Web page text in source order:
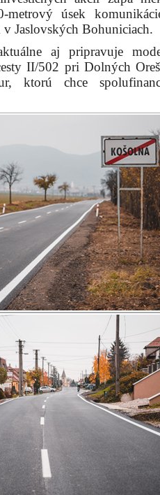
úsek
Jaslovských Bohuniciach.
aj pripravuje
II/502 pri Dolných
ktorú chce